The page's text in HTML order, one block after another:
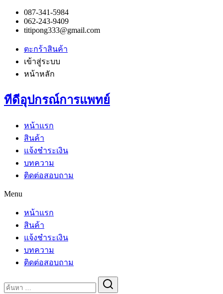
087-341-5984
062-243-9409
titipong333@gmail.com
ตะกร้าสินค้า
เข้าสู่ระบบ
หน้าหลัก
ทีดีอุปกรณ์การแพทย์
หน้าแรก
สินค้า
แจ้งชำระเงิน
บทความ
ติดต่อสอบถาม
Menu
หน้าแรก
สินค้า
แจ้งชำระเงิน
บทความ
ติดต่อสอบถาม
for: